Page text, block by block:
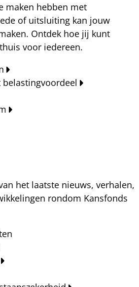
maken hebben met
of uitsluiting kan jouw
Ontdek hoe jij kunt
voor iedereen.
belastingvoordeel
het laatste nieuws, verhalen,
rondom Kansfonds